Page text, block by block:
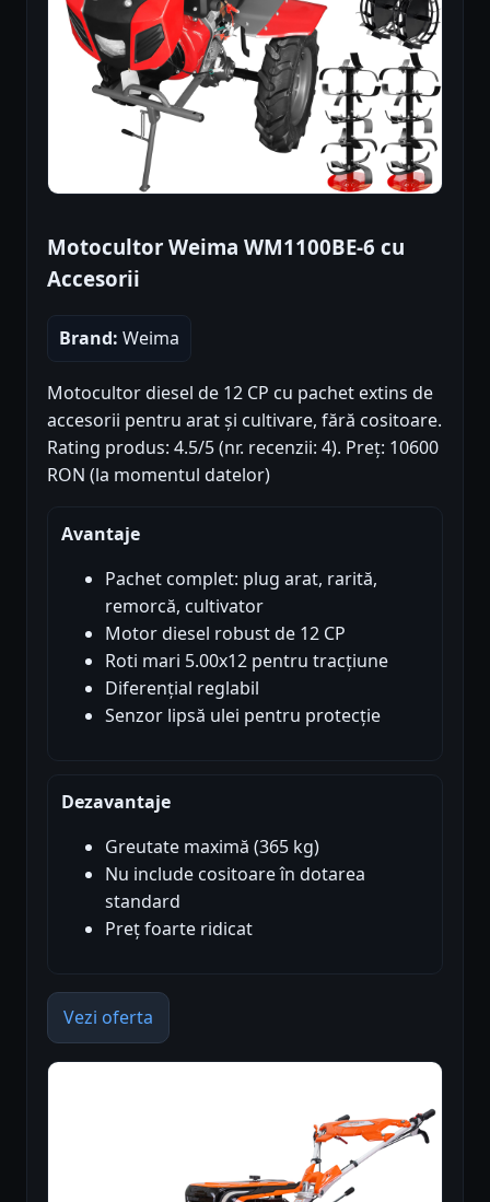
Motocultor Weima WM1100BE-6 cu
Accesorii
Brand: Weima
Motocultor diesel de 12 CP cu pachet extins de
accesorii pentru arat și cultivare, fără cositoare.
Rating produs: 4.5/5 (nr. recenzii: 4). Preț: 10600
RON (la momentul datelor)
Avantaje
Pachet complet: plug arat, rarită,
remorcă, cultivator
Motor diesel robust de 12 CP
Roti mari 5.00x12 pentru tracțiune
Diferențial reglabil
Senzor lipsă ulei pentru protecție
Dezavantaje
Greutate maximă (365 kg)
Nu include cositoare în dotarea
standard
Preț foarte ridicat
Vezi oferta